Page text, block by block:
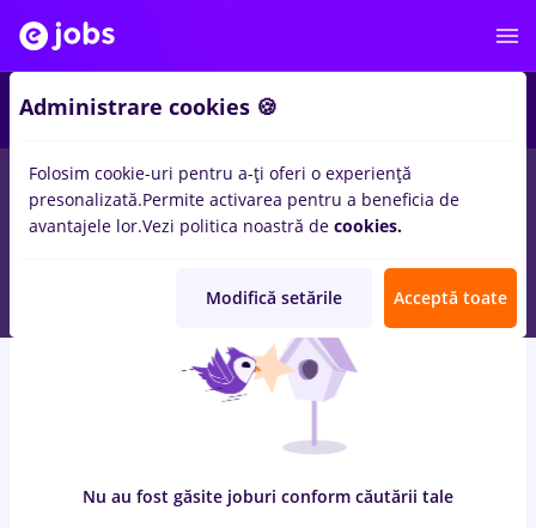
locuri de muncacu salarii Part timeinTimisoara
Student, Senior-Level (> 5 ani) inConstructii / Instalatii,
Medicina / Sanatate
Nu au fost găsite joburi conform căutării tale
Administrare cookies 🍪
Folosim cookie-uri pentru a-ți oferi o experiență
presonalizată.Permite activarea pentru a beneficia de
avantajele lor.Vezi politica noastră de cookies.
Modifică setările Acceptă toate